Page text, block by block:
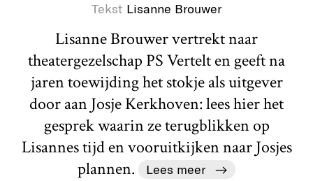
Tekst Lisanne Brouwer
Lisanne Brouwer vertrekt naar
theatergezelschap PS Vertelt en geeft na
jaren toewijding het stokje als uitgever
door aan Josje Kerkhoven: lees hier het
gesprek waarin ze terugblikken op
Lisannes tijd en vooruitkijken naar Josjes
plannen.
Lees meer